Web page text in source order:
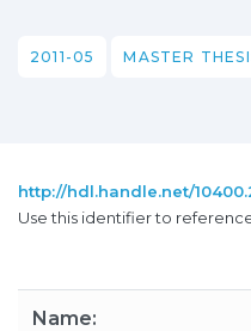
2011-05 MASTER
http://hdl.handle.net/
Use this identifier to
Name: